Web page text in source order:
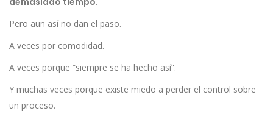
Pero aun así no dan el paso.
A veces por comodidad.
A veces porque “siempre se ha hecho así”.
Y muchas veces porque existe miedo a perder el control sobre
un proceso.